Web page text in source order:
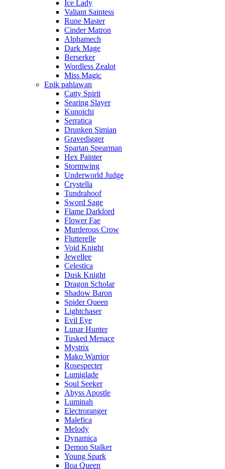
Ice Lady
Valiant Saintess
Rune Master
Cinder Matron
Alphamech
Dark Mage
Berserker
Wordless Zealot
Miss Magic
Epik pahlawan
Catty Spirit
Searing Slayer
Kunoichi
Serratica
Drunken Simian
Gravedigger
Spartan Spearman
Hex Painter
Stormwing
Underworld Judge
Crystella
Tundrahoof
Sword Sage
Flame Darklord
Flower Fae
Murderous Crow
Flutterelle
Void Knight
Jewellee
Celestica
Dusk Knight
Dragon Scholar
Shadow Baron
Spider Queen
Lightchaser
Evil Eye
Lunar Hunter
Tusked Menace
Mystrix
Mako Warrior
Rosespecter
Lumiglade
Soul Seeker
Abyss Apostle
Luminah
Electroranger
Malefica
Melody
Dynamica
Demon Stalker
Young Spark
Boa Queen